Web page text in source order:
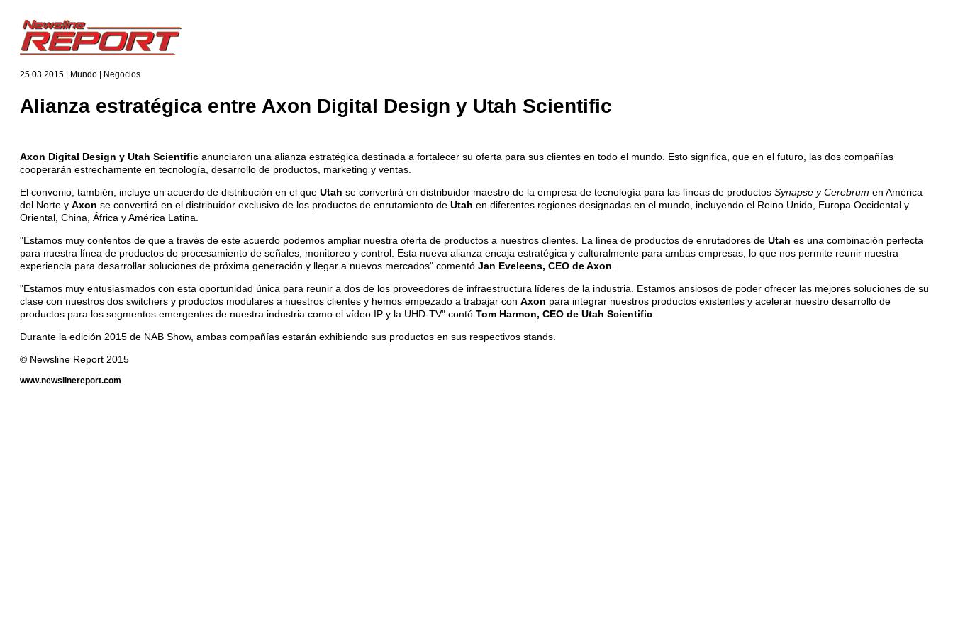
25.03.2015 | Mundo | Negocios
Alianza estratégica entre Axon Digital Design y Utah Scientific
Axon Digital Design y Utah Scientific anunciaron una alianza estratégica destinada a fortalecer su oferta para sus clientes en todo el mundo. Esto significa, que en el futuro, las dos compañías
cooperarán estrechamente en tecnología, desarrollo de productos, marketing y ventas.
El convenio, también, incluye un acuerdo de distribución en el que Utah se convertirá en distribuidor maestro de la empresa de tecnología para las líneas de productos Synapse y Cerebrum en América
del Norte y Axon se convertirá en el distribuidor exclusivo de los productos de enrutamiento de Utah en diferentes regiones designadas en el mundo, incluyendo el Reino Unido, Europa Occidental y
Oriental, China, África y América Latina.
"Estamos muy contentos de que a través de este acuerdo podemos ampliar nuestra oferta de productos a nuestros clientes. La línea de productos de enrutadores de Utah es una combinación perfecta
para nuestra línea de productos de procesamiento de señales, monitoreo y control. Esta nueva alianza encaja estratégica y culturalmente para ambas empresas, lo que nos permite reunir nuestra
experiencia para desarrollar soluciones de próxima generación y llegar a nuevos mercados" comentó Jan Eveleens, CEO de Axon
"Estamos muy entusiasmados con esta oportunidad única para reunir a dos de los proveedores de infraestructura líderes de la industria. Estamos ansiosos de poder ofrecer las mejores soluciones de su
clase con nuestros dos switchers y productos modulares a nuestros clientes y hemos empezado a trabajar con Axon para integrar nuestros productos existentes y acelerar nuestro desarrollo de
productos para los segmentos emergentes de nuestra industria como el vídeo IP y la UHD-TV" contó Tom Harmon, CEO de Utah Scientific
Durante la edición 2015 de NAB Show, ambas compañías estarán exhibiendo sus productos en sus respectivos stands.
© Newsline Report 2015
www.newslinereport.com